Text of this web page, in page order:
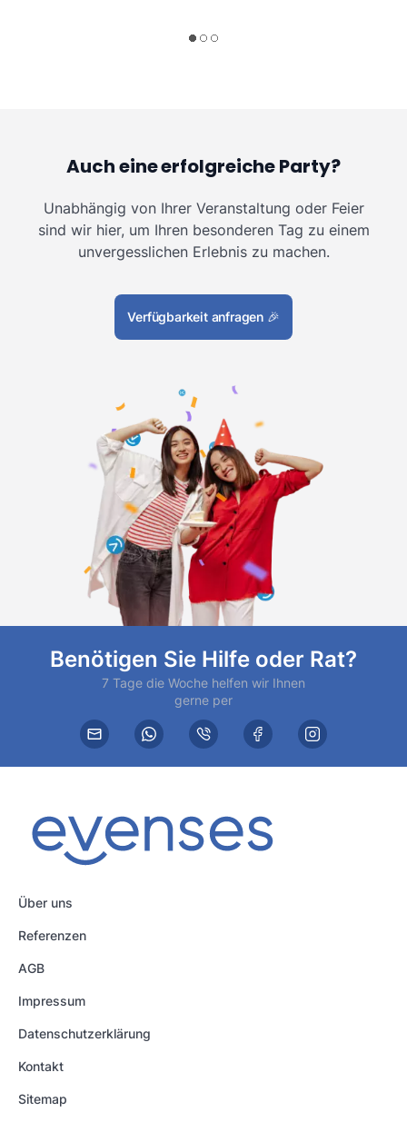
Auch eine erfolgreiche Party?
Unabhängig von Ihrer Veranstaltung oder Feier
sind wir hier, um Ihren besonderen Tag zu einem
unvergesslichen Erlebnis zu machen.
Verfügbarkeit anfragen 🎉
Benötigen Sie Hilfe oder Rat?
7 Tage die Woche helfen wir Ihnen
gerne per
Über uns
Referenzen
AGB
Impressum
Datenschutzerklärung
Kontakt
Sitemap